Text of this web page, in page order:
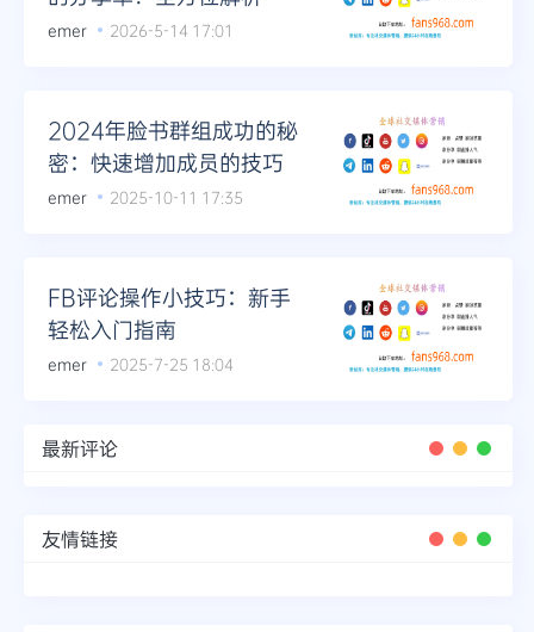
emer 2026-5-14 17:01
2024年脸书群组成功的秘
密：快速增加成员的技巧
emer 2025-10-11 17:35
FB评论操作小技巧：新手
轻松入门指南
emer 2025-7-25 18:04
最新评论
友情链接